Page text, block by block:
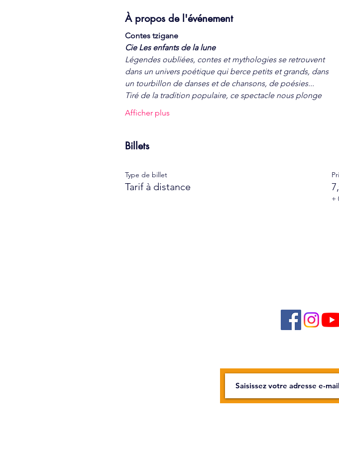
À propos de l'événement
Contes tzigane
Cie Les enfants de la lune
Légendes oubliées, contes et mythologies se retrouvent
dans un univers poétique qui berce petits et grands, dans
un tourbillon de danses et de chansons, de poésies...
Tiré de la tradition populaire, ce spectacle nous plonge
Afficher plus
Billets
Type de billet
Tarif à distance
+